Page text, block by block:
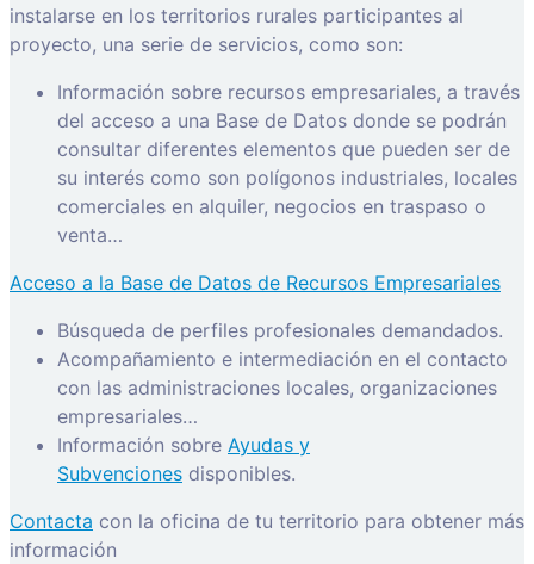
instalarse en los territorios rurales participantes al
proyecto, una serie de servicios, como son:
Información sobre recursos empresariales, a través
del acceso a una Base de Datos donde se podrán
consultar diferentes elementos que pueden ser de
su interés como son polígonos industriales, locales
comerciales en alquiler, negocios en traspaso o
venta…
Acceso a la Base de Datos de Recursos Empresariales
Búsqueda de perfiles profesionales demandados.
Acompañamiento e intermediación en el contacto
con las administraciones locales, organizaciones
empresariales…
Información sobre Ayudas y
Subvenciones disponibles.
Contacta con la oficina de tu territorio para obtener más
información